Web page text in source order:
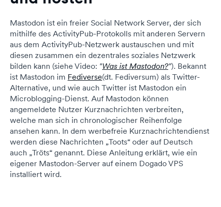
Mastodon ist ein freier Social Network Server, der sich
mithilfe des ActivityPub-Protokolls mit anderen Servern
aus dem ActivityPub-Netzwerk austauschen und mit
diesen zusammen ein dezentrales soziales Netzwerk
bilden kann (siehe Video: "Was ist Mastodon?"). Bekannt
ist Mastodon im Fediverse(dt. Fediversum) als Twitter-
Alternative, und wie auch Twitter ist Mastodon ein
Microblogging-Dienst. Auf Mastodon können
angemeldete Nutzer Kurznachrichten verbreiten,
welche man sich in chronologischer Reihenfolge
ansehen kann. In dem werbefreie Kurznachrichtendienst
werden diese Nachrichten „Toots“ oder auf Deutsch
auch „Tröts“ genannt. Diese Anleitung erklärt, wie ein
eigener Mastodon-Server auf einem Dogado VPS
installiert wird.